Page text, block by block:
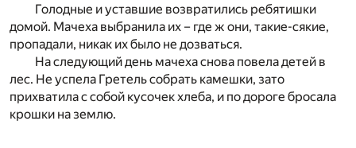
Голодные и уставшие возвратились ребятишки
домой. Мачеха выбранила их – где ж они, такие-сякие,
пропадали, никак их было не дозваться.
На следующий день мачеха снова повела детей в
лес. Не успела Гретель собрать камешки, зато
прихватила с собой кусочек хлеба, и по дороге бросала
крошки на землю.